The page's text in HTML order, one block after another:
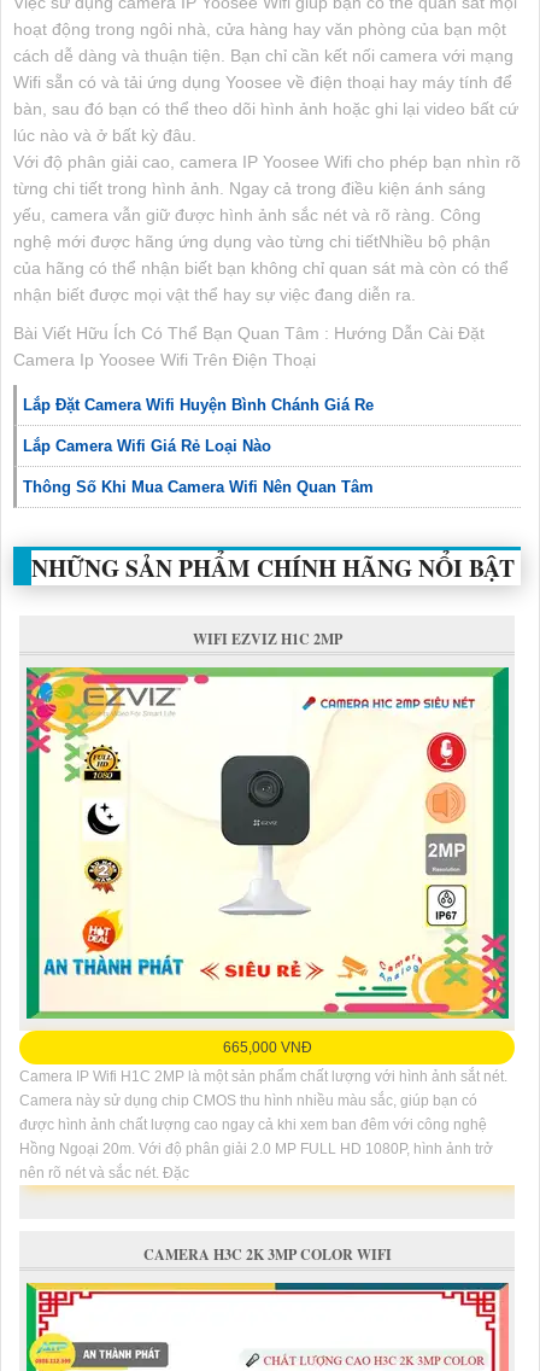
hoạt động trong ngôi nhà, cửa hàng hay văn phòng của bạn một
cách dễ dàng và thuận tiện. Bạn chỉ cần kết nối camera với mạng
Wifi sẵn có và tải ứng dụng Yoosee về điện thoại hay máy tính để
bàn, sau đó bạn có thể theo dõi hình ảnh hoặc ghi lại video bất cứ
lúc nào và ở bất kỳ đâu.
Với độ phân giải cao, camera IP Yoosee Wifi cho phép bạn nhìn rõ
từng chi tiết trong hình ảnh. Ngay cả trong điều kiện ánh sáng
yếu, camera vẫn giữ được hình ảnh sắc nét và rõ ràng. Công
nghệ mới được hãng ứng dụng vào từng chi tiếtNhiều bộ phận
của hãng có thể nhận biết bạn không chỉ quan sát mà còn có thể
nhận biết được mọi vật thể hay sự việc đang diễn ra.
Bài Viết Hữu Ích Có Thể Bạn Quan Tâm : Hướng Dẫn Cài Đặt
Camera Ip Yoosee Wifi Trên Điện Thoại
Lắp Đặt Camera Wifi Huyện Bình Chánh Giá Re
Lắp Camera Wifi Giá Rẻ Loại Nào
Thông Số Khi Mua Camera Wifi Nên Quan Tâm
NHỮNG SẢN PHẨM CHÍNH HÃNG NỔI BẬT
WIFI EZVIZ H1C 2MP
665,000 VNĐ
Camera IP Wifi H1C 2MP là một sản phẩm chất lượng với hình ảnh sắt nét.
Camera này sử dụng chip CMOS thu hình nhiều màu sắc, giúp bạn có
được hình ảnh chất lượng cao ngay cả khi xem ban đêm với công nghệ
Hồng Ngoại 20m. Với độ phân giải 2.0 MP FULL HD 1080P, hình ảnh trở
nên rõ nét và sắc nét. Đặc
CAMERA H3C 2K 3MP COLOR WIFI